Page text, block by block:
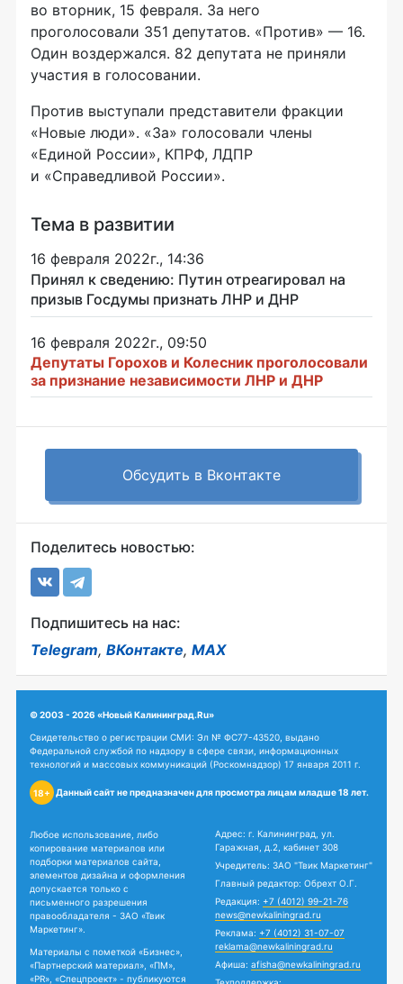
во вторник, 15 февраля. За него
проголосовали 351 депутатов. «Против» — 16.
Один воздержался. 82 депутата не приняли
участия в голосовании.
Против выступали представители фракции
«Новые люди». «За» голосовали члены
«Единой России», КПРФ, ЛДПР
и «Справедливой России».
Тема в развитии
16 февраля 2022г., 14:36
Принял к сведению: Путин отреагировал на
призыв Госдумы признать ЛНР и ДНР
16 февраля 2022г., 09:50
Депутаты Горохов и Колесник проголосовали
за признание независимости ЛНР и ДНР
Обсудить в Вконтакте
Поделитесь новостью:
Подпишитесь на нас:
Telegram, ВКонтакте, MAX
© 2003 - 2026 «Новый Калининград.Ru»
Свидетельство о регистрации СМИ: Эл № ФС77-43520, выдано
Федеральной службой по надзору в сфере связи, информационных
технологий и массовых коммуникаций (Роскомнадзор) 17 января 2011 г.
18+ Данный сайт не предназначен для просмотра лицам младше 18 лет.
Любое использование, либо
копирование материалов или
подборки материалов сайта,
элементов дизайна и оформления
допускается только с
письменного разрешения
правообладателя - ЗАО «Твик
Маркетинг».
Материалы с пометкой «Бизнес»,
«Партнерский материал», «ПМ»,
«PR», «Спецпроект» - публикуются
Адрес: г. Калининград, ул.
Гаражная, д.2, кабинет 308
Учредитель: ЗАО "Твик Маркетинг"
Главный редактор: Обрехт О.Г.
Редакция: +7 (4012) 99-21-76
news@newkaliningrad.ru
Реклама: +7 (4012) 31-07-07
reklama@newkaliningrad.ru
Афиша: afisha@newkaliningrad.ru